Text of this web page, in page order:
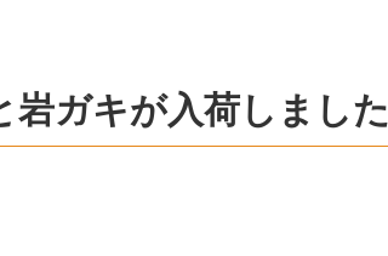
岩ガキが入荷しました